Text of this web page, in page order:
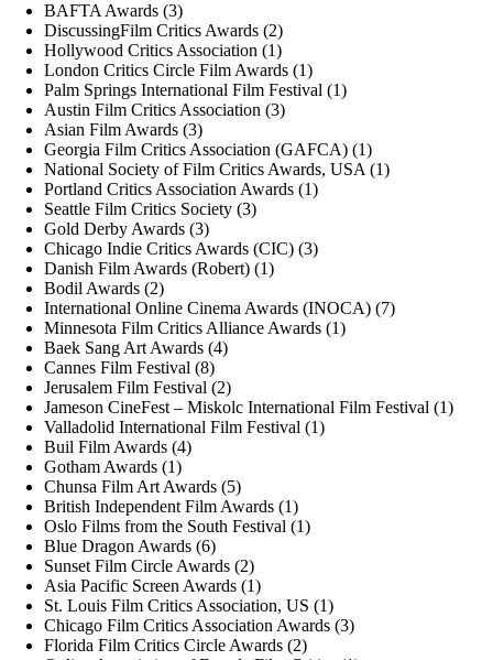
BAFTA Awards (3)
DiscussingFilm Critics Awards (2)
Hollywood Critics Association (1)
London Critics Circle Film Awards (1)
Palm Springs International Film Festival (1)
Austin Film Critics Association (3)
Asian Film Awards (3)
Georgia Film Critics Association (GAFCA) (1)
National Society of Film Critics Awards, USA (1)
Portland Critics Association Awards (1)
Seattle Film Critics Society (3)
Gold Derby Awards (3)
Chicago Indie Critics Awards (CIC) (3)
Danish Film Awards (Robert) (1)
Bodil Awards (2)
International Online Cinema Awards (INOCA) (7)
Minnesota Film Critics Alliance Awards (1)
Baek Sang Art Awards (4)
Cannes Film Festival (8)
Jerusalem Film Festival (2)
Jameson CineFest – Miskolc International Film Festival (1)
Valladolid International Film Festival (1)
Buil Film Awards (4)
Gotham Awards (1)
Chunsa Film Art Awards (5)
British Independent Film Awards (1)
Oslo Films from the South Festival (1)
Blue Dragon Awards (6)
Sunset Film Circle Awards (2)
Asia Pacific Screen Awards (1)
St. Louis Film Critics Association, US (1)
Chicago Film Critics Association Awards (3)
Florida Film Critics Circle Awards (2)